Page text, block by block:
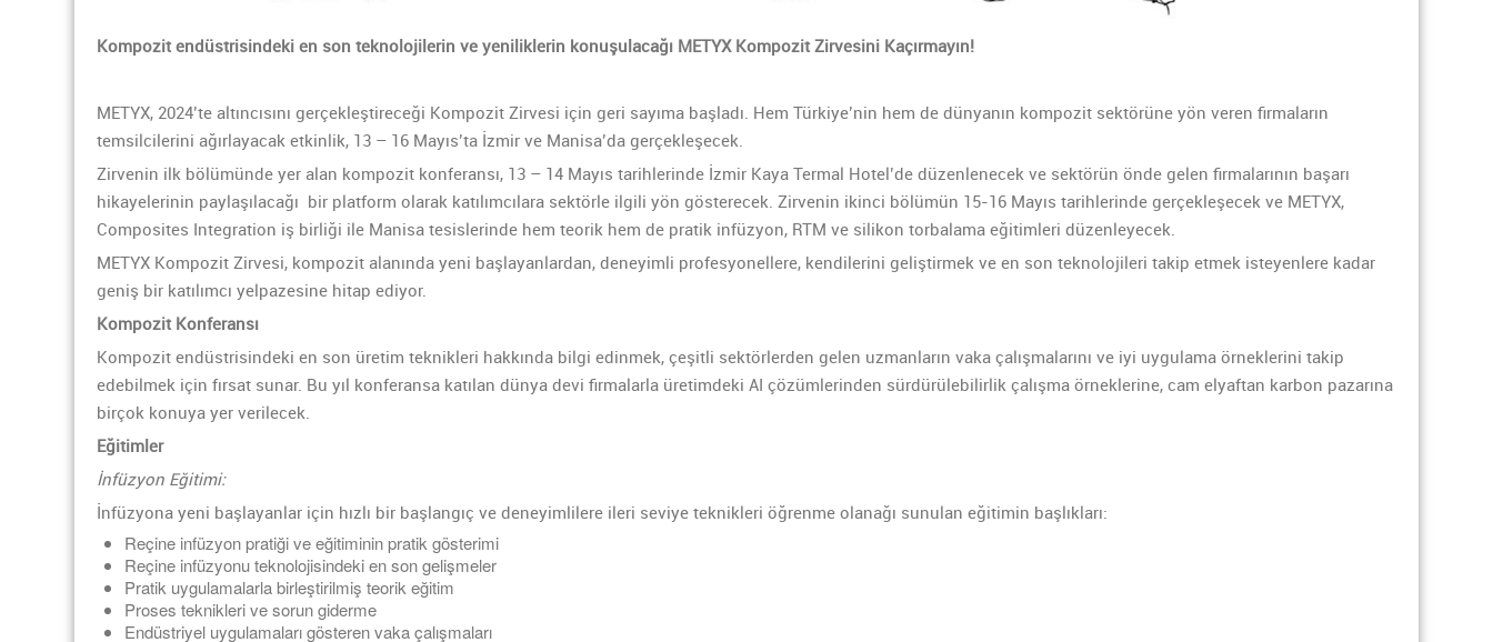
Kompozit endüstrisindeki en son teknolojilerin ve yeniliklerin konuşulacağı METYX Kompozit Zirvesini Kaçırmayın!
METYX, 2024’te altıncısını gerçekleştireceği Kompozit Zirvesi için geri sayıma başladı. Hem Türkiye’nin hem de dünyanın kompozit sektörüne yön veren firmaların
temsilcilerini ağırlayacak etkinlik, 13 – 16 Mayıs’ta İzmir ve Manisa’da gerçekleşecek.
Zirvenin ilk bölümünde yer alan kompozit konferansı, 13 – 14 Mayıs tarihlerinde İzmir Kaya Termal Hotel’de düzenlenecek ve sektörün önde gelen firmalarının başarı
hikayelerinin paylaşılacağı bir platform olarak katılımcılara sektörle ilgili yön gösterecek. Zirvenin ikinci bölümün 15-16 Mayıs tarihlerinde gerçekleşecek ve METYX,
Composites Integration iş birliği ile Manisa tesislerinde hem teorik hem de pratik infüzyon, RTM ve silikon torbalama eğitimleri düzenleyecek.
METYX Kompozit Zirvesi, kompozit alanında yeni başlayanlardan, deneyimli profesyonellere, kendilerini geliştirmek ve en son teknolojileri takip etmek isteyenlere kadar
geniş bir katılımcı yelpazesine hitap ediyor.
Kompozit Konferansı
Kompozit endüstrisindeki en son üretim teknikleri hakkında bilgi edinmek, çeşitli sektörlerden gelen uzmanların vaka çalışmalarını ve iyi uygulama örneklerini takip
edebilmek için fırsat sunar. Bu yıl konferansa katılan dünya devi firmalarla üretimdeki AI çözümlerinden sürdürülebilirlik çalışma örneklerine, cam elyaftan karbon pazarına
birçok konuya yer verilecek.
Eğitimler
İnfüzyon Eğitimi:
İnfüzyona yeni başlayanlar için hızlı bir başlangıç ve deneyimlilere ileri seviye teknikleri öğrenme olanağı sunulan eğitimin başlıkları:
Reçine infüzyon pratiği ve eğitiminin pratik gösterimi
Reçine infüzyonu teknolojisindeki en son gelişmeler
Pratik uygulamalarla birleştirilmiş teorik eğitim
Proses teknikleri ve sorun giderme
Endüstriyel uygulamaları gösteren vaka çalışmaları